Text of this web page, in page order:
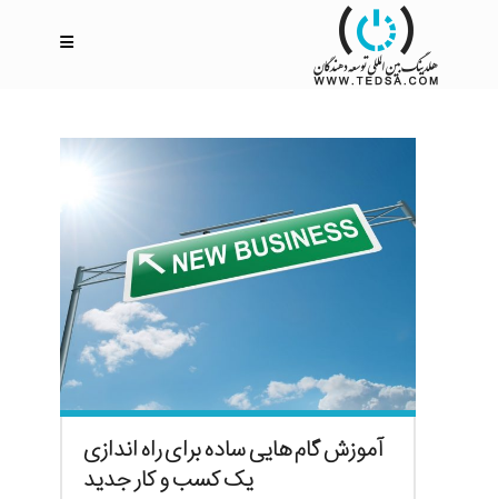
آموزش گام هایی ساده برای راه اندازی
یک کسب و کار جدید